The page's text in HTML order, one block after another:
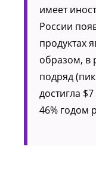
имеет
России
продуктах
образом, в
подряд
достигла
46% годом